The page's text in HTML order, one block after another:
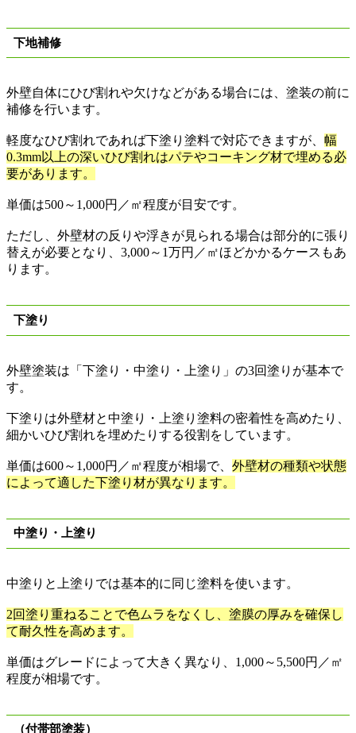
下地補修
外壁自体にひび割れや欠けなどがある場合には、塗装の前に
補修を行います。
軽度なひび割れであれば下塗り塗料で対応できますが、 幅
0.3mm以上の深いひび割れはパテやコーキング材で埋める必
要があります。
単価は500～ 1,000円／㎡程度が目安です。
ただし、外壁材の反りや浮きが見られる場合は部分的に張り
替えが必要となり、 3,000～ 1万円／㎡ほどかかるケースもあ
ります。
下塗り
外壁塗装は「下塗り・中塗り・上塗り」の3回塗りが基本で
す。
下塗りは外壁材と中塗り・上塗り塗料の密着性を高めたり、
細かいひび割れを埋めたりする役割をしています。
単価は600～ 1,000円／㎡程度が相場で、 外壁材の種類や状態
によって適した下塗り材が異なります。
中塗り・上塗り
中塗りと上塗りでは基本的に同じ塗料を使います。
2回塗り重ねることで色ムラをなくし、塗膜の厚みを確保し
て耐久性を高めます。
単価はグレードによって大きく異なり、 1,000～ 5,500円／㎡
程度が相場です。
（付帯部塗装）